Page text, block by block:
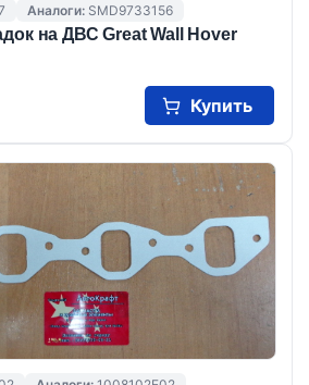
Аналоги: SMD9733156
на ДВС Great Wall Hover
Купить